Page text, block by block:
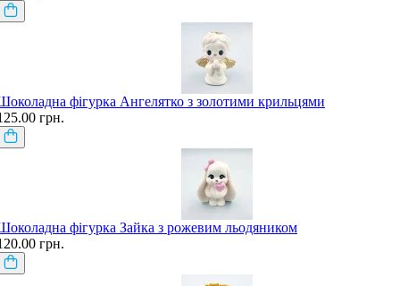
фігурка Ангелятко з золотими крильцями
грн.
фігурка Зайка з рожевим льодяником
грн.